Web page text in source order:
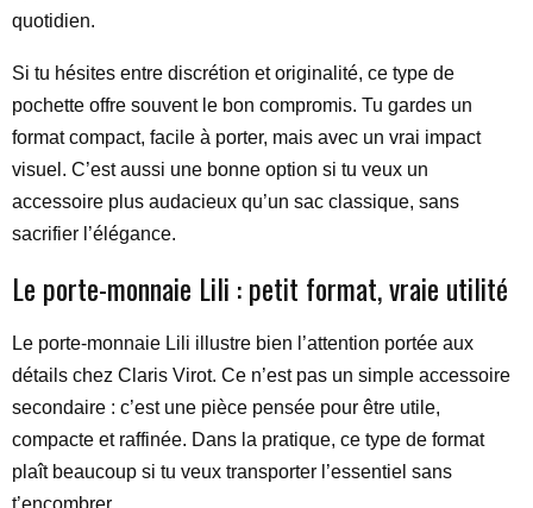
quotidien.
Si tu hésites entre discrétion et originalité, ce type de
pochette offre souvent le bon compromis. Tu gardes un
format compact, facile à porter, mais avec un vrai impact
visuel. C’est aussi une bonne option si tu veux un
accessoire plus audacieux qu’un sac classique, sans
sacrifier l’élégance.
Le porte-monnaie Lili : petit format, vraie utilité
Le porte-monnaie Lili illustre bien l’attention portée aux
détails chez Claris Virot. Ce n’est pas un simple accessoire
secondaire : c’est une pièce pensée pour être utile,
compacte et raffinée. Dans la pratique, ce type de format
plaît beaucoup si tu veux transporter l’essentiel sans
t’encombrer.